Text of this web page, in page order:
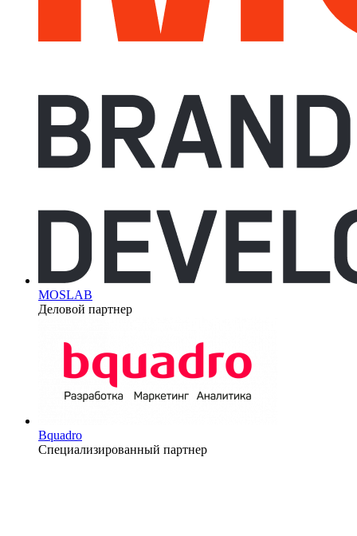
MOSLAB
Деловой партнер
Bquadro
Специализированный партнер